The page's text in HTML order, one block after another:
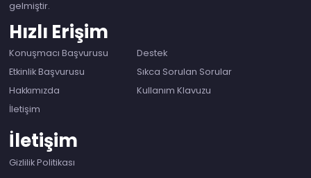
gelmiştir.
Hızlı Erişim
Konuşmacı Başvurusu
Etkinlik Başvurusu
Hakkımızda
İletişim
Destek
Sıkca Sorulan Sorular
Kullanım Klavuzu
İletişim
Gizlilik Politikası